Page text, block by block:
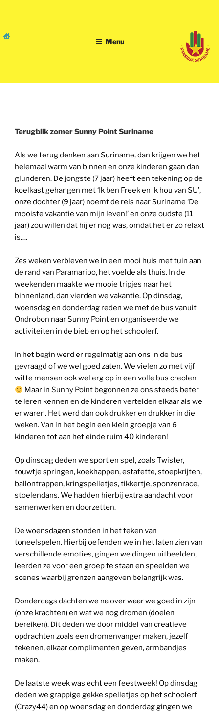
Menu
Terugblik zomer Sunny Point Suriname
Als we terug denken aan Suriname, dan krijgen we het
helemaal warm van binnen en onze kinderen gaan dan
glunderen. De jongste (7 jaar) heeft een tekening op de
koelkast gehangen met‘Ik ben Freek en ik hou van SU’,
onze dochter (9 jaar) noemt de reis naar Suriname ‘De
mooiste vakantie van mijn leven!’ en onze oudste (11
jaar) zou willen dat hij er nog was, omdat het er zo relaxt
is….
Zes weken verbleven we in een mooi huis met tuin aan
de rand van Paramaribo, het voelde als thuis. In de
weekenden maakte we mooie tripjes naar het
binnenland, dan vierden we vakantie. Op dinsdag,
woensdag en donderdag reden we met de bus vanuit
Ondrobon naar Sunny Point en organiseerde we
activiteiten in de bieb en op het schoolerf.
In het begin werd er regelmatig aan ons in de bus
gevraagd of we wel goed zaten. We vielen zo met vijf
witte mensen ook wel erg op in een volle bus creolen
Maar in Sunny Point begonnen ze ons steeds beter
te leren kennen en de kinderen vertelden elkaar als we
er waren. Het werd dan ook drukker en drukker in die
weken. Van in het begin een klein groepje van 6
kinderen tot aan het einde ruim 40 kinderen!
Op dinsdag deden we sport en spel, zoals Twister,
touwtje springen, koekhappen, estafette, stoepkrijten,
ballontrappen, kringspelletjes, tikkertje, sponzenrace,
stoelendans. We hadden hierbij extra aandacht voor
samenwerken en doorzetten.
De woensdagen stonden in het teken van
toneelspelen. Hierbij oefenden we in het laten zien van
verschillende emoties, gingen we dingen uitbeelden,
leerden ze voor een groep te staan en speelden we
scenes waarbij grenzen aangeven belangrijk was.
Donderdags dachten we na over waar we goed in zijn
(onze krachten) en wat we nog dromen (doelen
bereiken). Dit deden we door middel van creatieve
opdrachten zoals een dromenvanger maken, jezelf
tekenen, elkaar complimenten geven, armbandjes
maken.
De laatste week was echt een feestweek! Op dinsdag
deden we grappige gekke spelletjes op het schoolerf
(Crazy44) en op woensdag en donderdag gingen we